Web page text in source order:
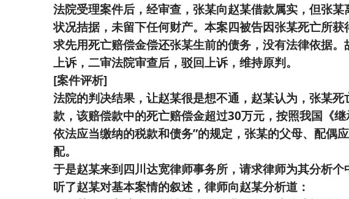
法院受理案件后，经审查，张某向赵某借款属实，但张
状况拮据，未留下任何财产。本案四被告因张某死亡所
求先用死亡赔偿金偿还张某生前的债务，没有法律依据
上诉，二审法院审查后，驳回上诉，维持原判。
[案件评析]
法院的判决结果，让赵某很是想不通，赵某认为，张某
款，该赔偿款中的死亡赔偿金超过30万元，按照我国《
依法应当缴纳的税款和债务”的规定，张某的父母、配偶
配。
于是赵某来到四川达宽律师事务所，请求律师为其分析
听了赵某对基本案情的叙述，律师向赵某分析道：